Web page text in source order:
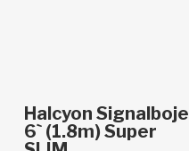
In den Warenkorb
Halcyon Signalboje
6` (1.8m) Super